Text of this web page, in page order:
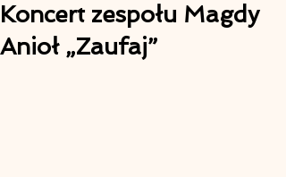
Koncert zespołu Magdy
Anioł „Zaufaj”